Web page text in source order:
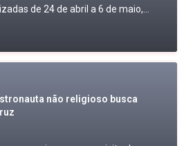
de 24 de abril a 6 de maio,...
não religioso busca